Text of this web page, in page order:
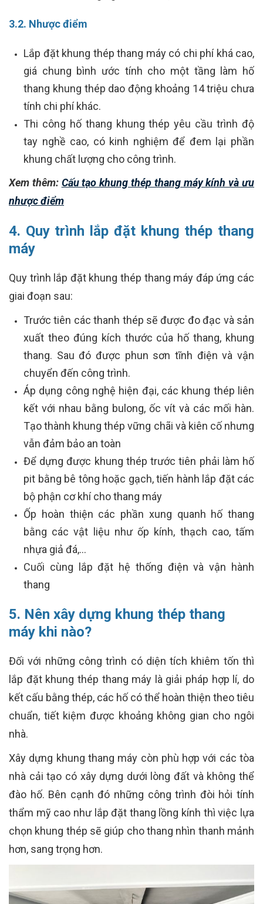
3.2. Nhược điểm
Lắp đặt khung thép thang máy có chi phí khá cao,
giá chung bình ước tính cho một tầng làm hố
thang khung thép dao động khoảng 14 triệu chưa
tính chi phí khác.
Thi công hố thang khung thép yêu cầu trình độ
tay nghề cao, có kinh nghiệm để đem lại phần
khung chất lượng cho công trình.
Xem thêm: Cấu tạo khung thép thang máy kính và ưu
nhược điểm
4. Quy trình lắp đặt khung thép thang
máy
Quy trình lắp đặt khung thép thang máy đáp ứng các
giai đoạn sau:
Trước tiên các thanh thép sẽ được đo đạc và sản
xuất theo đúng kích thước của hố thang, khung
thang. Sau đó được phun sơn tĩnh điện và vận
chuyển đến công trình.
Áp dụng công nghệ hiện đại, các khung thép liên
kết với nhau bằng bulong, ốc vít và các mối hàn.
Tạo thành khung thép vững chãi và kiên cố nhưng
vẫn đảm bảo an toàn
Để dựng được khung thép trước tiên phải làm hố
pit bằng bê tông hoặc gạch, tiến hành lắp đặt các
bộ phận cơ khí cho thang máy
Ốp hoàn thiện các phần xung quanh hố thang
bằng các vật liệu như ốp kính, thạch cao, tấm
nhựa giả đá,…
Cuối cùng lắp đặt hệ thống điện và vận hành
thang
5. Nên xây dựng khung thép thang
máy khi nào?
Đối với những công trình có diện tích khiêm tốn thì
lắp đặt khung thép thang máy là giải pháp hợp lí, do
kết cấu bằng thép, các hố có thể hoàn thiện theo tiêu
chuẩn, tiết kiệm được khoảng không gian cho ngôi
nhà.
Xây dựng khung thang máy còn phù hợp với các tòa
nhà cải tạo có xây dựng dưới lòng đất và không thể
đào hố. Bên cạnh đó những công trình đòi hỏi tính
thẩm mỹ cao như lắp đặt thang lồng kính thì việc lựa
chọn khung thép sẽ giúp cho thang nhìn thanh mảnh
hơn, sang trọng hơn.